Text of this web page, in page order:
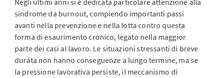
Negli ultimi anni si è dedicata particolare attenzione alla
sindrome da burnout, compiendo importanti passi
avanti nella prevenzione e nella lotta contro questa
forma di esaurimento cronico, legato nella maggior
parte dei casi al lavoro. Le situazioni stressanti di breve
durata non hanno conseguenze a lungo termine, ma se
la pressione lavorativa persiste, il meccanismo di